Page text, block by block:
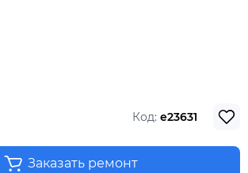
Код: e23631
Заказать ремонт